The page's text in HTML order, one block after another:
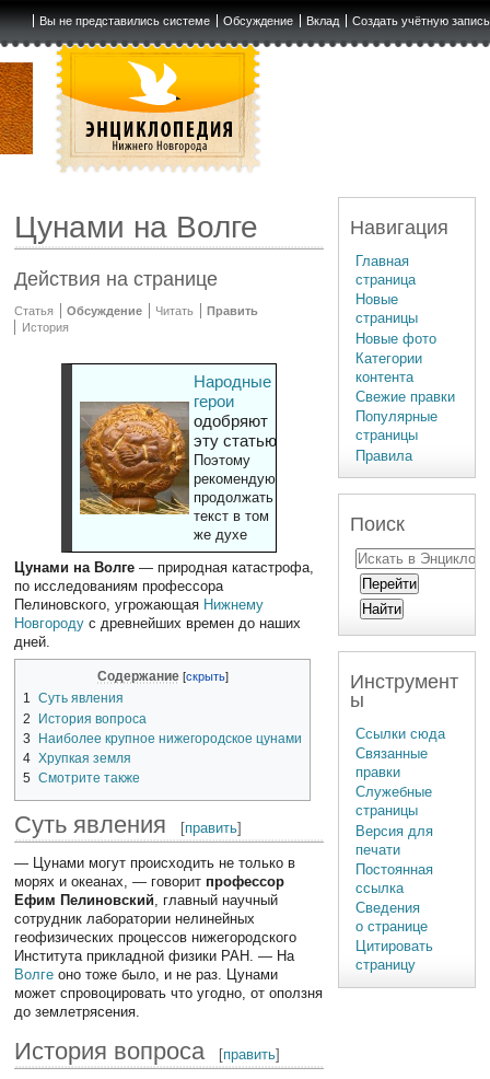
Вы не представились системе Обсуждение Вклад Создать учётную запись
Цунами на Волге
Действия на странице
Статья Обсуждение Читать
Править
История
Народные
герои
одобряют
эту статью
Поэтому
рекомендуют
продолжать
текст в том
же духе
Цунами на Волге — природная катастрофа,
по исследованиям профессора
Пелиновского, угрожающая Нижнему
Новгороду с древнейших времен до наших
дней.
Содержание
1
Суть явления
2
История вопроса
3
Наиболее крупное нижегородское цунами
4 Хрупкая земля
5 Смотрите также
Суть явления [править]
— Цунами могут происходить не только в
морях и океанах, — говорит профессор
Ефим Пелиновский , главный научный
сотрудник лаборатории нелинейных
геофизических процессов нижегородского
Института прикладной физики РАН. — На
Волге оно тоже было, и не раз. Цунами
может спровоцировать что угодно, от оползня
до землетрясения.
История вопроса [править]
Навигация
Главная
страница
Новые
страницы
Новые фото
Категории
контента
Свежие правки
Популярные
страницы
Правила
Поиск
Инструмент
ы
Ссылки сюда
Связанные
правки
Служебные
страницы
Версия для
печати
Постоянная
ссылка
Сведения
о странице
Цитировать
страницу